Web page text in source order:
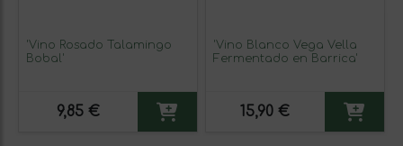
'Vino Rosado Talamingo
Bobal'
9,85 €
'Vino Blanco Vega Vella
Fermentado en Barrica'
15,90 €